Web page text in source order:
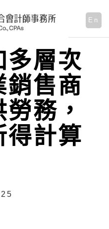
En
多層次
銷售商
務，
得計算